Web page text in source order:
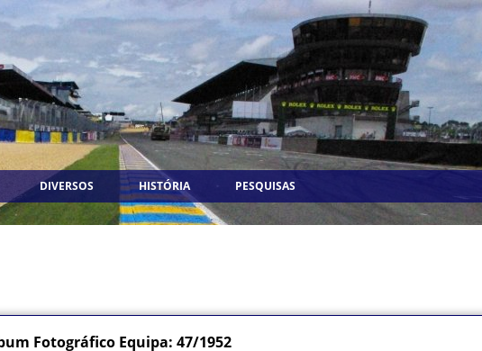
DIVERSOS HISTÓRIA PESQUISAS
Fotográfico Equipa: 47/1952